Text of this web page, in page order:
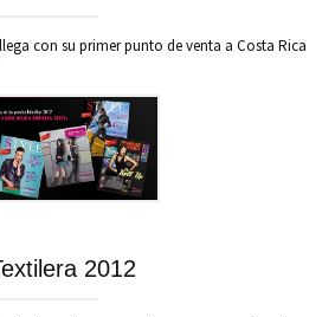
llega con su primer punto de venta a Costa Rica
2012